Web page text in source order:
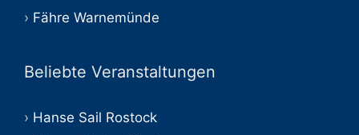
Fähre Warnemünde
Beliebte Veranstaltungen
Hanse Sail Rostock